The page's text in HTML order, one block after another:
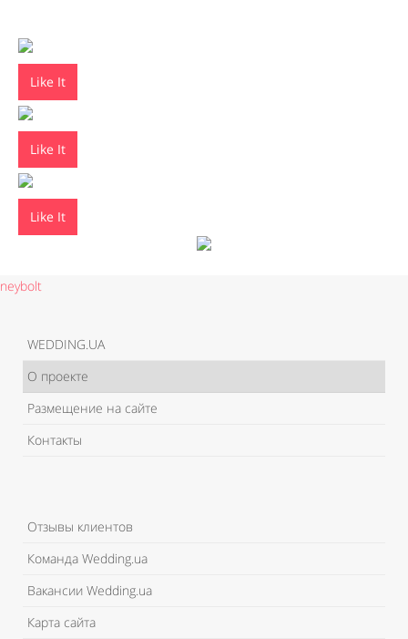
Like It
Like It
Like It
neybolt
WEDDING.UA
О проекте
Размещение на сайте
Контакты
Отзывы клиентов
Команда Wedding.ua
Вакансии Wedding.ua
Карта сайта